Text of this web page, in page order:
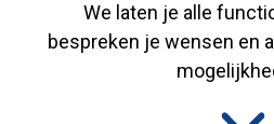
We laten je alle
bespreken je wensen en